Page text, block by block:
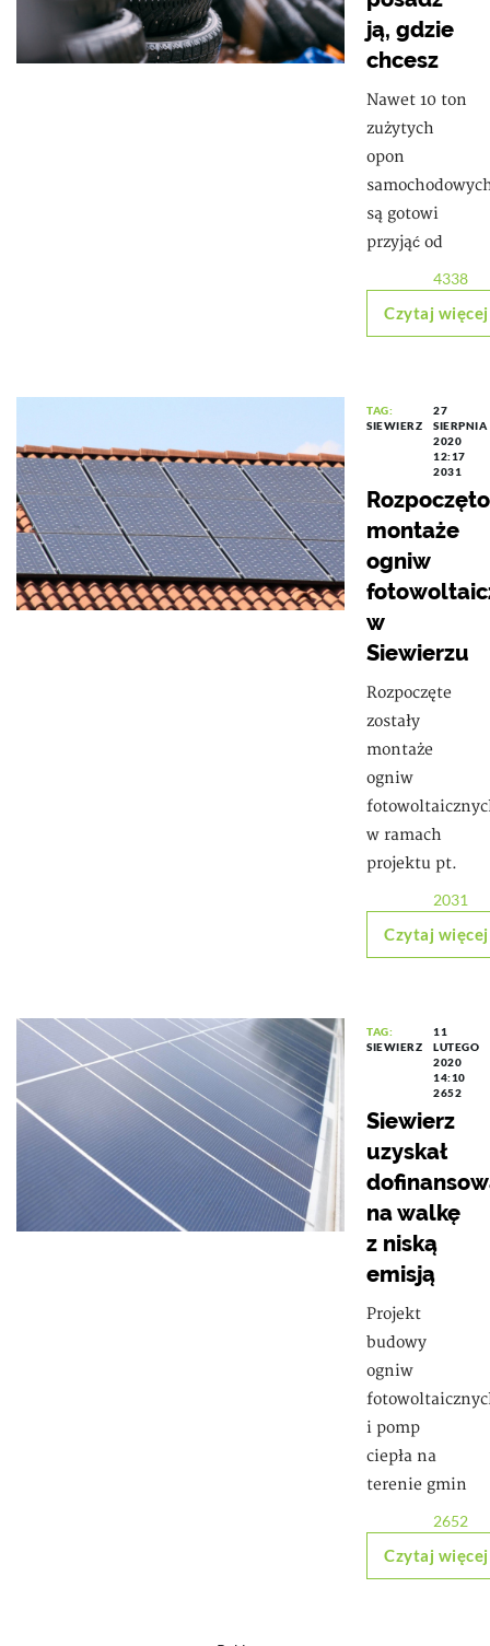
ją, gdzie
chcesz
Nawet 10 ton
zużytych
opon
są gotowi
przyjąć od
4338
Czytaj więcej
TAG:
SIEWIERZ
27
SIERPNIA
2020
12:17
2031
Rozpoczęto
montaże
ogniw
w
Siewierzu
Rozpoczęte
zostały
montaże
ogniw
w ramach
projektu pt.
2031
Czytaj więcej
TAG:
SIEWIERZ
11
LUTEGO
2020
14:10
2652
Siewierz
uzyskał
na walkę
z niską
emisją
Projekt
budowy
ogniw
i pomp
ciepła na
terenie gmin
2652
Czytaj więcej